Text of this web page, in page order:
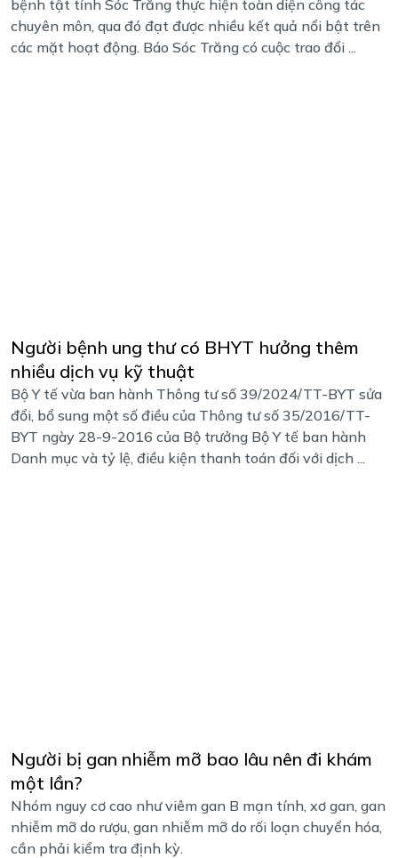
bệnh tật tỉnh Sóc Trăng thực hiện toàn diện công tác
chuyên môn, qua đó đạt được nhiều kết quả nổi bật trên
các mặt hoạt động. Báo Sóc Trăng có cuộc trao đổi ...
Người bệnh ung thư có BHYT hưởng thêm
nhiều dịch vụ kỹ thuật
Bộ Y tế vừa ban hành Thông tư số 39/2024/TT-BYT sửa
đổi, bổ sung một số điều của Thông tư số 35/2016/TT-
BYT ngày 28-9-2016 của Bộ trưởng Bộ Y tế ban hành
Danh mục và tỷ lệ, điều kiện thanh toán đối với dịch ...
Người bị gan nhiễm mỡ bao lâu nên đi khám
một lần?
Nhóm nguy cơ cao như viêm gan B mạn tính, xơ gan, gan
nhiễm mỡ do rượu, gan nhiễm mỡ do rối loạn chuyển hóa,
cần phải kiểm tra định kỳ.